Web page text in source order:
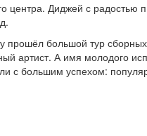
центра. Диджей с радостью
прошёл большой тур
артист. А имя молодого
с большим успехом: